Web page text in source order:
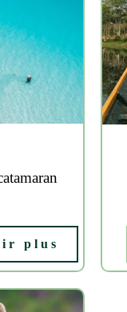
plus